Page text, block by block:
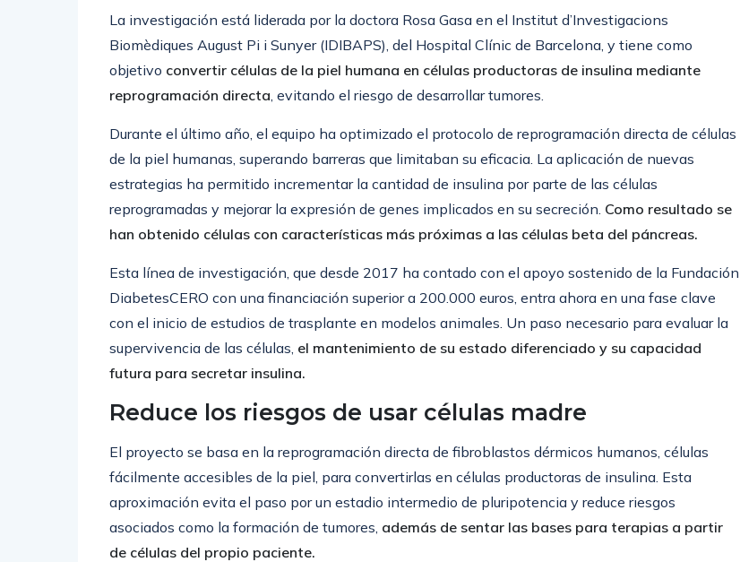
La investigación está liderada por la doctora Rosa Gasa en el Institut d’Investigacions
Biomèdiques August Pi i Sunyer (IDIBAPS), del Hospital Clínic de Barcelona, y tiene como
objetivo convertir células de la piel humana en células productoras de insulina mediante
reprogramación directa, evitando el riesgo de desarrollar tumores.
Durante el último año, el equipo ha optimizado el protocolo de reprogramación directa de células
de la piel humanas, superando barreras que limitaban su eficacia. La aplicación de nuevas
estrategias ha permitido incrementar la cantidad de insulina por parte de las células
reprogramadas y mejorar la expresión de genes implicados en su secreción. Como resultado se
han obtenido células con características más próximas a las células beta del páncreas.
Esta línea de investigación, que desde 2017 ha contado con el apoyo sostenido de la Fundación
DiabetesCERO con una financiación superior a 200.000 euros, entra ahora en una fase clave
con el inicio de estudios de trasplante en modelos animales. Un paso necesario para evaluar la
supervivencia de las células, el mantenimiento de su estado diferenciado y su capacidad
futura para secretar insulina.
Reduce los riesgos de usar células madre
El proyecto se basa en la reprogramación directa de fibroblastos dérmicos humanos, células
fácilmente accesibles de la piel, para convertirlas en células productoras de insulina. Esta
aproximación evita el paso por un estadio intermedio de pluripotencia y reduce riesgos
asociados como la formación de tumores, además de sentar las bases para terapias a partir
de células del propio paciente.